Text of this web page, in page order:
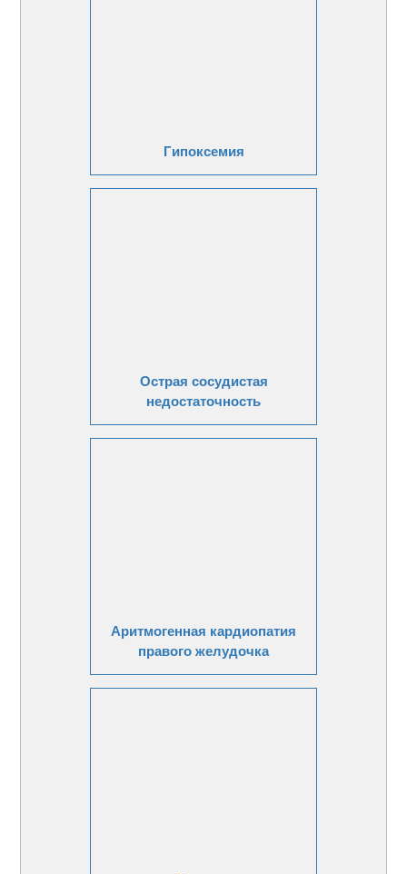
Гипоксемия
Острая сосудистая
недостаточность
Аритмогенная кардиопатия
правого желудочка